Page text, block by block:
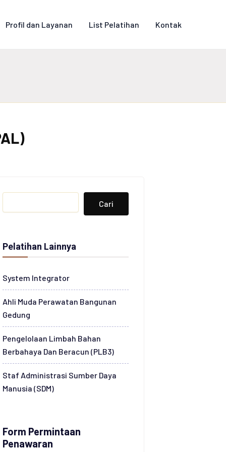
Profil dan Layanan List Pelatihan Kontak
Search
Cari
Pelatihan Lainnya
System Integrator
Ahli Muda Perawatan Bangunan
Gedung
Pengelolaan Limbah Bahan
Berbahaya Dan Beracun (PLB3)
Staf Administrasi Sumber Daya
Manusia (SDM)
Form Permintaan
Penawaran